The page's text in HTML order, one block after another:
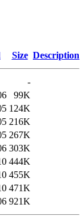
Size Description
-
99K
124K
216K
267K
303K
444K
455K
471K
921K